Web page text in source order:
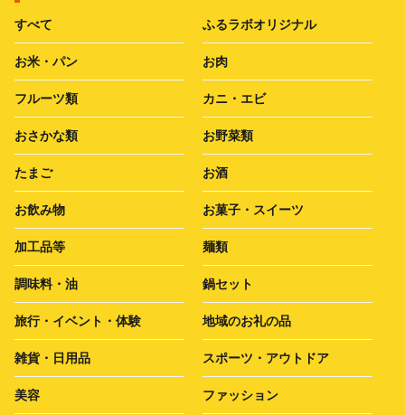
すべて ふるラボオリジナル
お米・パン お肉
フルーツ類 カニ・エビ
おさかな類 お野菜類
たまご お酒
お飲み物 お菓子・スイーツ
加工品等 麺類
調味料・油 鍋セット
旅行・イベント・体験 地域のお礼の品
雑貨・日用品 スポーツ・アウトドア
美容 ファッション